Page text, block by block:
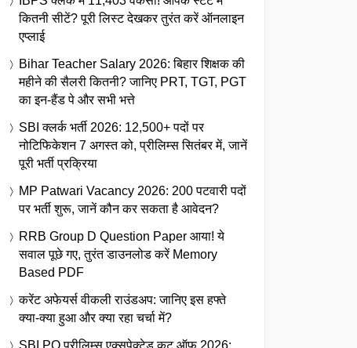
कितनी सीटें? पूरी लिस्ट देखकर तुरंत करें ऑनलाइन
एप्लाई
Bihar Teacher Salary 2026: बिहार शिक्षक की
महीने की सैलरी कितनी? जानिए PRT, TGT, PGT
का इन-हैंड पे और सभी भत्ते
SBI क्लर्क भर्ती 2026: 12,500+ पदों पर
नोटिफिकेशन 7 अगस्त को, प्रीलिम्स सितंबर में, जानें
पूरी भर्ती प्रक्रिया
MP Patwari Vacancy 2026: 200 पटवारी पदों
पर भर्ती शुरू, जानें कौन कर सकता है आवेदन?
RRB Group D Question Paper आया! ये
सवाल पूछे गए, तुरंत डाउनलोड करें Memory
Based PDF
करेंट अफेयर्स वीकली राउंडअप: जानिए इस हफ्ते
क्या-क्या हुआ और क्या रहा चर्चा में?
SBI PO प्रीलिम्स एक्सपेक्टेड कट ऑफ 2026: